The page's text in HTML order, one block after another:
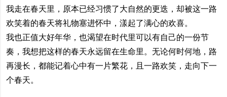
我走在春天里，原本已经习惯了大自然的更迭，却被这一路
欢笑着的春天将礼物塞进怀中，漾起了满心的欢喜。
我也正值大好年华，也渴望在时代里可以有自己的一份节
奏，我想把这样的春天永远留在生命里。无论何时何地，路
再漫长，都能记着心中有一片繁花，且一路欢笑，走向下一
个春天。